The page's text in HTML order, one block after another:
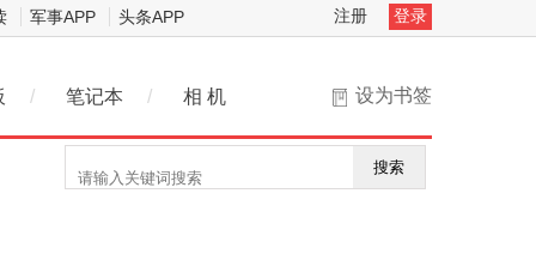
军事APP 头条APP 注册 登录
设为书签
/ 笔记本 / 相 机
搜索